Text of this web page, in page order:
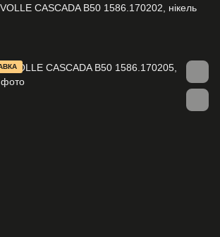
CASCADA B50 1586.170202, нікель